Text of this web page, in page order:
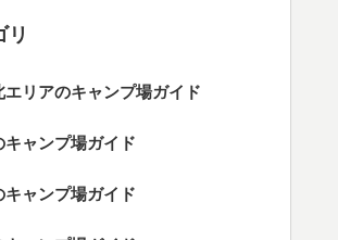
リ
エリアのキャンプ場ガイド
ャンプ場ガイド
キャンプ場ガイド